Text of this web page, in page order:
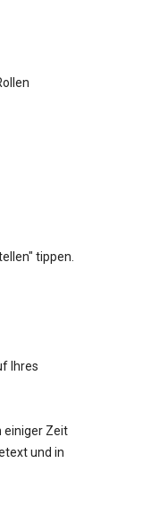
tippen.
Ihres
einiger Zeit
und in